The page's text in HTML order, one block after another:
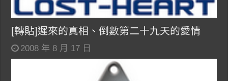
[轉貼]遲來的真相、倒數第二十九天的愛情
2008 年 8 月 17 日